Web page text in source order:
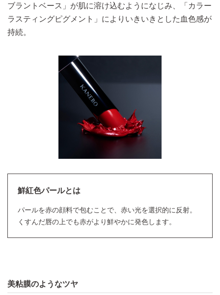
ブラントベース」が肌に溶け込むようになじみ、「カラー
ラスティングピグメント」によりいきいきとした血色感が
持続。
鮮紅色パールとは
パールを赤の顔料で包むことで、赤い光を選択的に反射。
くすんだ唇の上でも赤がより鮮やかに発色します。
美粘膜のようなツヤ